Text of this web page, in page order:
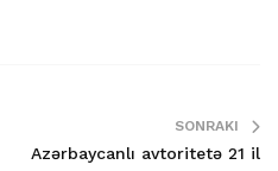
SONRAKI
Azərbaycanlı avtoritetə 21 il